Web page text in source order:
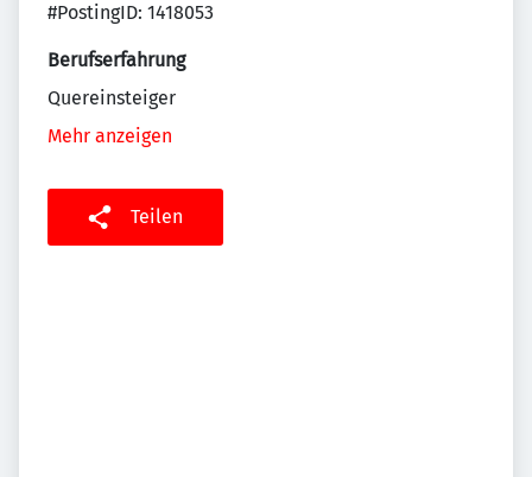
#PostingID: 1418053
Berufserfahrung
Quereinsteiger
Mehr anzeigen
Teilen